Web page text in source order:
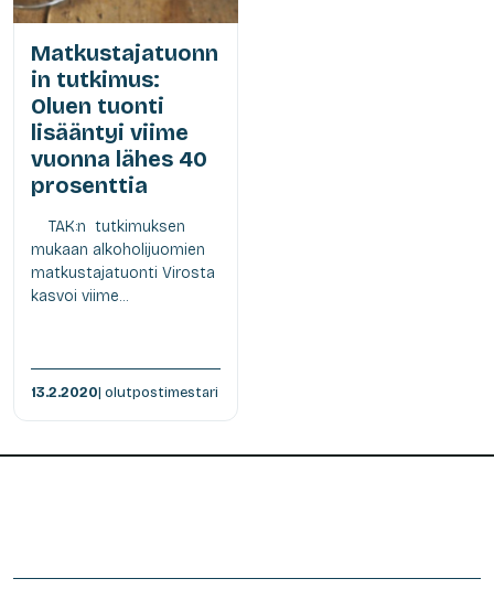
Matkustajatuonn
in tutkimus:
Oluen tuonti
lisääntyi viime
vuonna lähes 40
prosenttia
TAK:n tutkimuksen
mukaan alkoholijuomien
matkustajatuonti Virosta
kasvoi viime...
13.2.2020| olutpostimestari